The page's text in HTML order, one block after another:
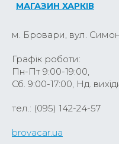
МАГАЗИН ХАРКІВ
м. Бровари, вул.
Графік роботи:
Пн-Пт 9:00-19:00,
Сб. 9:00-17:00, Нд.
тел.: (095) 142-24-57
brovacar.ua